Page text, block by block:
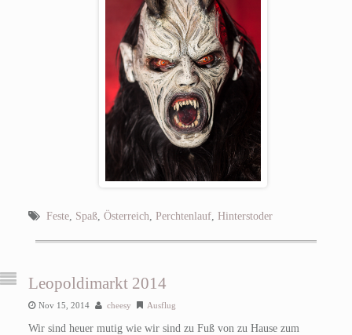
Feste, Spaß, Österreich Perchtenlauf, Hinterstoder
Leopoldimarkt 2014
Nov 15, 2014 cheesy Ausflug
Wir sind heuer mutig wie wir sind zu Fuß von zu Hause zum